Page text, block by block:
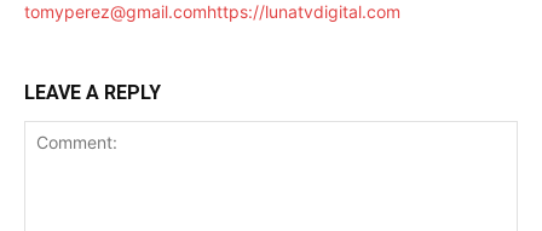
tomyperez@gmail.comhttps://lunatvdigital.com
LEAVE A REPLY